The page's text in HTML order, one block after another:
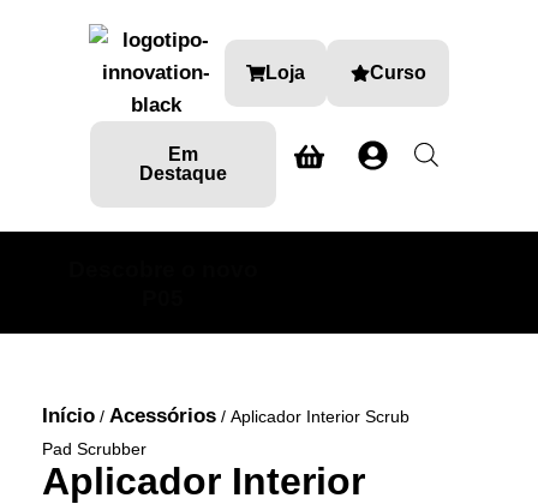
Loja Curso
Em
Destaque
Início / Acessórios / Aplicador Interior Scrub
Pad Scrubber
Aplicador Interior